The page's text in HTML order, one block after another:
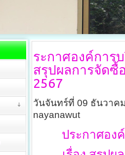
ระกาศองค์การ
สรุปผลการจัดซื้
2567
วันจันทร์ที่ 09 ธันวาค
nayanawut
ประกาศอง